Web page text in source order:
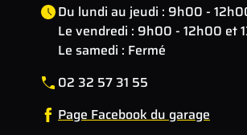
Du lundi au jeudi : 9h00 -
Le vendredi : 9h00 - 12h00 et
Le samedi : Fermé
02 32 57 31 55
Page Facebook du garage